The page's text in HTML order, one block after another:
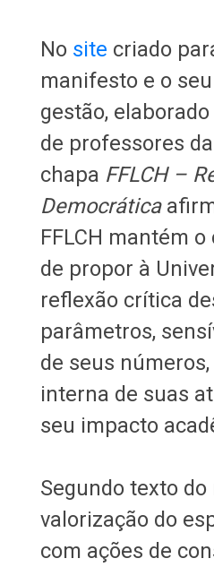
No site criado
manifesto e o
gestão,
de professores
chapa FFLCH –
Democrática
FFLCH mantém
de propor à
reflexão crítica
parâmetros,
de seus
interna de suas
seu impacto
Segundo texto
valorização do
com ações de